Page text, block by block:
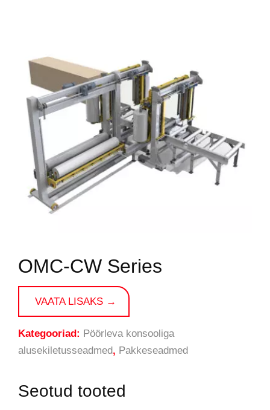
OMC-CW Series
VAATA LISAKS →
Kategooriad: Pöörleva konsooliga
alusekiletusseadmed, Pakkeseadmed
Seotud tooted